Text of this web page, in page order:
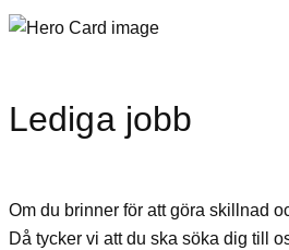
Lediga jobb
Om du brinner för att göra skillnad
Då tycker vi att du ska söka dig till